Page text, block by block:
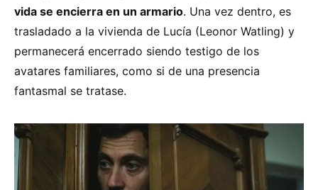
vida se encierra en un armario. Una vez dentro, es
trasladado a la vivienda de Lucía (Leonor Watling) y
permanecerá encerrado siendo testigo de los
avatares familiares, como si de una presencia
fantasmal se tratase.